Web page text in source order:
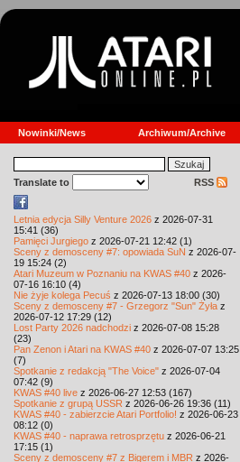
Nowinki/News Archiwum/Archive
Translate to RSS
Letnia edycja Silly Venture 2026 z 2026-07-31
15:41 (36)
Pamięci Jurgiego z 2026-07-21 12:42 (1)
Sceny z demosceny #7: opowiada SuN z 2026-07-
19 15:24 (2)
Atari Muzeum w Poznaniu na KWAS #40 z 2026-
07-16 16:10 (4)
Nie żyje kolega Pecuś z 2026-07-13 18:00 (30)
Sceny z demosceny #7 - Grzegorz "Sun" Żyła z
2026-07-12 17:29 (12)
Lost Party 2026 nadchodzi z 2026-07-08 15:28
(23)
Pan Zenon i Atari na KWAS #40 z 2026-07-07 13:25
(7)
Spotkanie z redakcją "The Voice" z 2026-07-04
07:42 (9)
KWAS #40 live z 2026-06-27 12:53 (167)
Spotkanie z grupą USSR z 2026-06-26 19:36 (11)
KWAS #40 - zabierzcie Atari Portfolio! z 2026-06-23
08:12 (0)
KWAS #40 - naprawa retrosprzętu z 2026-06-21
17:15 (1)
Sceny z demosceny #7 z Bigerem i MBR z 2026-